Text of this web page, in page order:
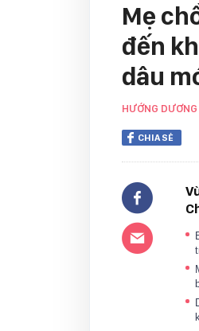
Mẹ
đến
dâu
HƯỚNG DƯƠNG
CHIA SẺ